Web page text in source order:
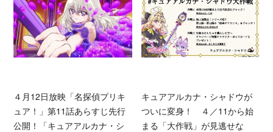
４月12日放映「名探偵プリキ
ュア！」第11話あらすじ先行
公開！「キュアアルカナ・シ
キュアアルカナ・シャドウが
ついに変身！ ４／11から始
まる「大作戦」が見逃せな